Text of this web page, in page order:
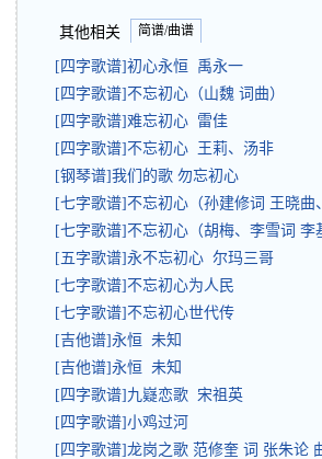
其他相关 简谱/曲谱
[四字歌谱]初心永恒 禹永一
[四字歌谱]不忘初心（山魏 词曲）
[四字歌谱]难忘初心 雷佳
[四字歌谱]不忘初心 王莉、汤非
[钢琴谱]我们的歌 勿忘初心
[七字歌谱]不忘初心（孙建修词 王晓曲
[七字歌谱]不忘初心（胡梅、李雪词 李
[五字歌谱]永不忘初心 尔玛三哥
[七字歌谱]不忘初心为人民
[七字歌谱]不忘初心世代传
[吉他谱]永恒 未知
[吉他谱]永恒 未知
[四字歌谱]九嶷恋歌 宋祖英
[四字歌谱]小鸡过河
[四字歌谱]龙岗之歌 范修奎 词 张朱论